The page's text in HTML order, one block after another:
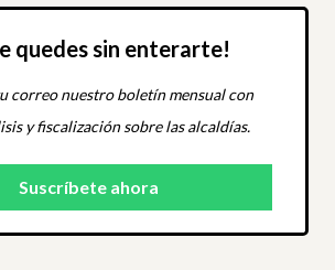
quedes sin enterarte!
correo nuestro boletín mensual con
y fiscalización sobre las alcaldías.